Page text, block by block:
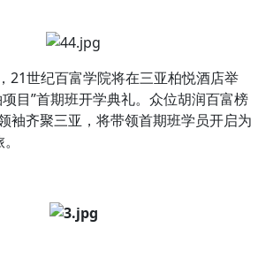
21世纪百富学院将在三亚柏悦酒店举
目”首期班开学典礼。众位胡润百富榜
袖齐聚三亚，将带领首期班学员开启为